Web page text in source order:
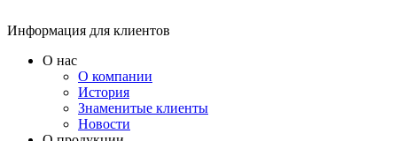
Информация для клиентов
О нас
О компании
История
Знаменитые клиенты
Новости